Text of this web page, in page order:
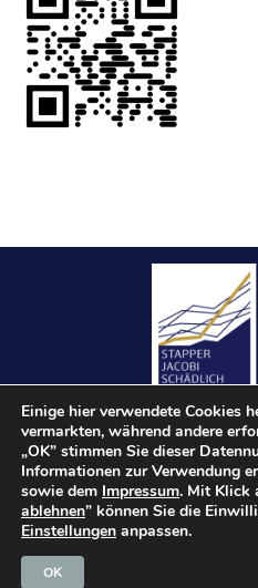
Einige hier verwendete Cookies
vermarkten, während andere
„OK” stimmen Sie dieser
Informationen zur Verwendung
sowie dem Impressum. Mit Klick
ablehnen” können Sie die
Einstellungen anpassen.
OK